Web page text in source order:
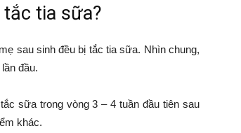
tia sữa?
sau sinh đều bị tắc tia sữa. Nhìn chung,
đầu.
sữa trong vòng 3 – 4 tuần đầu tiên sau
khác.